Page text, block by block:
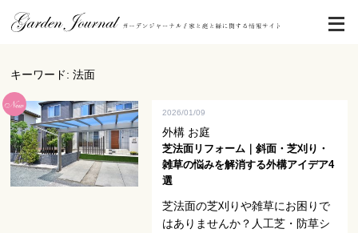
キーワード: 法面
2026/01/09
外構 お庭
芝法面リフォーム｜斜面・芝刈り・
雑草の悩みを解消する外構アイデア4
選
芝法面の芝刈りや雑草にお困りで
はありませんか？人工芝・防草シ